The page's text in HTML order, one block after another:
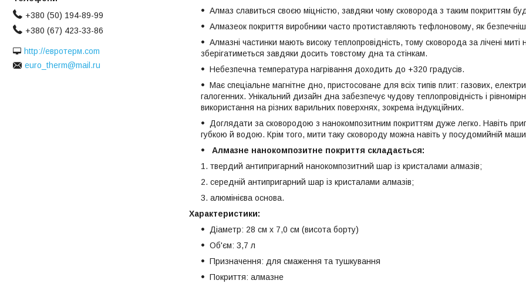
Алмаз славиться своєю міцністю, завдяки чому сковорода з таким покриттям
Алмазеок покриття виробники часто протиставляють тефлоновому, як
Алмазні частинки мають високу теплопровідність, тому сковорода за лічені миті
зберігатиметься завдяки досить товстому дна та стінкам.
Небезпечна температура нагрівання доходить до +320 градусів.
Має спеціальне магнітне дно, пристосоване для всіх типів плит: газових,
галогенних. Унікальний дизайн дна забезпечує чудову теплопровідність і
використання на різних варильних поверхнях, зокрема індукційних.
Доглядати за сковородою з нанокомпозитним покриттям дуже легко. Навіть
губкою й водою. Крім того, мити таку сковороду можна навіть у посудомийній
Алмазне нанокомпозитне покриття складається:
твердий антипригарний нанокомпозитний шар із кристалами алмазів;
середній антипригарний шар із кристалами алмазів;
алюмінієва основа.
Характеристики:
Діаметр: 28 см х 7,0 см (висота борту)
Об'єм: 3,7 л
Призначення: для смаження та тушкування
Покриття: алмазне
+380 (50) 194-89-99
+380 (67) 423-33-86
http://евротерм.com
euro_therm@mail.ru